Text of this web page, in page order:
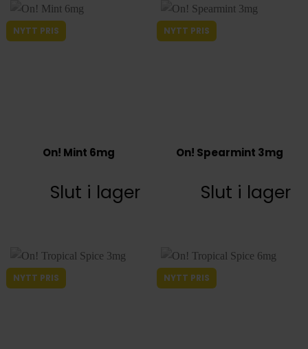
NYTT PRIS
On! Mint 6mg
Slut i lager
NYTT PRIS
On! Spearmint 3mg
Slut i lager
NYTT PRIS NYTT PRIS